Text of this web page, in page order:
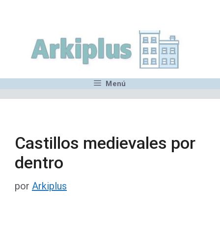
contenido
Menú
Castillos medievales por
dentro
por Arkiplus